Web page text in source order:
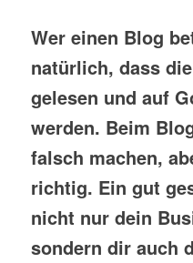
Wer einen Blog
natürlich, dass
gelesen und auf
werden. Beim
falsch machen,
richtig. Ein gut
nicht nur dein
sondern dir auch